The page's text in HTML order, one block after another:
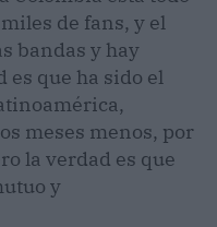
de fans, y el
bandas y hay
es que ha sido el
meses menos, por
la verdad es que
y